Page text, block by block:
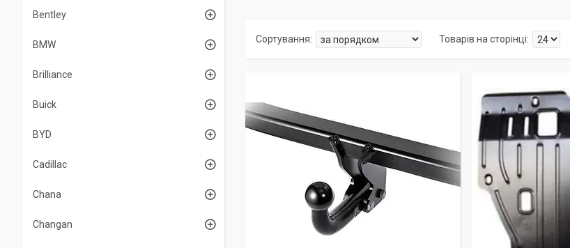
Bentley
BMW
Brilliance
Buick
BYD
Cadillac
Chana
Changan